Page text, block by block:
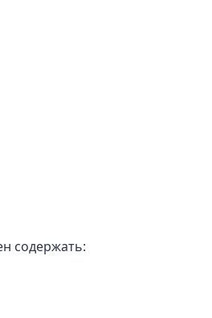
содержать: